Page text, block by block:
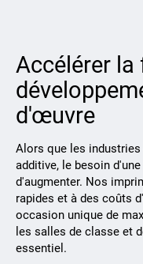
Accélérer
d'œuvre
Alors que les
additive, le besoin
d'augmenter. Nos
rapides et à des coûts
occasion unique de
les salles de classe et
essentiel.